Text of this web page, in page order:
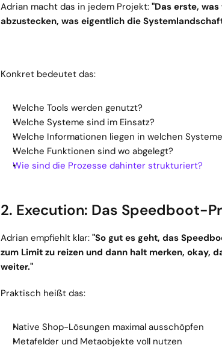
Adrian macht das in jedem Projekt: "Das erste,
abzustecken, was eigentlich die
Konkret bedeutet das:
Welche Tools werden genutzt?
Welche Systeme sind im Einsatz?
Welche Informationen liegen in welchen
Welche Funktionen sind wo abgelegt?
Wie sind die Prozesse dahinter strukturiert?
2. Execution: Das Speedboot-
Adrian empfiehlt klar: "So gut es geht, das
zum Limit zu reizen und dann halt merken, okay,
weiter."
Praktisch heißt das:
Native Shop-Lösungen maximal ausschöpfen
Metafelder und Metaobjekte voll nutzen